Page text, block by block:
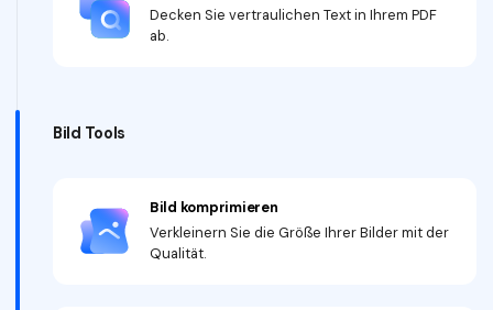
Decken Sie vertraulichen Text in Ihrem PDF
ab.
Bild Tools
Bild komprimieren
Verkleinern Sie die Größe Ihrer Bilder mit der
Qualität.